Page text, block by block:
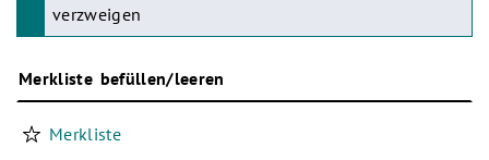
verzweigen
Merkliste befüllen/leeren
Merkliste